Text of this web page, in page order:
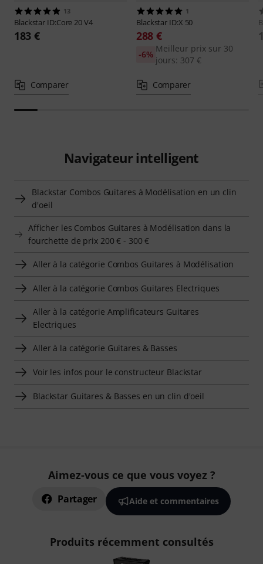
13
Blackstar ID:Core 20 V4
183 €
Comparer
1
Blackstar ID:X 50
288 €
Meilleur prix sur 30
jours: 307 €
-6%
Comparer
Navigateur intelligent
Blackstar Combos Guitares à Modélisation en un clin
d'oeil
Afficher les Combos Guitares à Modélisation dans la
fourchette de prix 200 € - 300 €
Aller à la catégorie Combos Guitares à Modélisation
Aller à la catégorie Combos Guitares Electriques
Aller à la catégorie Amplificateurs Guitares
Electriques
Aller à la catégorie Guitares & Basses
Voir les infos pour le constructeur Blackstar
Blackstar Guitares & Basses en un clin d'oeil
Aimez-vous ce que vous voyez ?
Partager Aide et commentaires
Produits récemment consultés